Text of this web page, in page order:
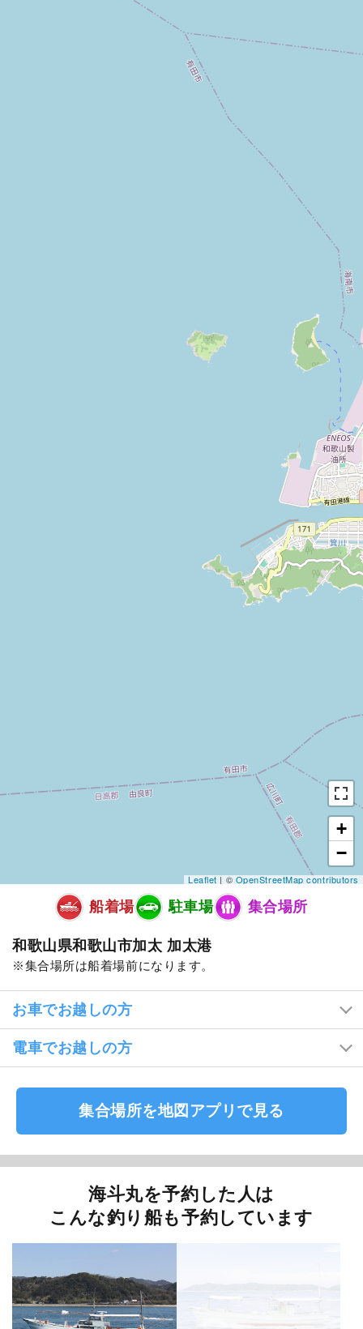
+
−
Leaflet| ©OpenStreetMap contributors
船着場 駐車場 集合場所
和歌山県和歌山市加太 加太港
集合場所は船着場前になります。
お車でお越しの方
電車でお越しの方
集合場所を地図アプリで見る
海斗丸を予約した人は
こんな釣り船も予約しています